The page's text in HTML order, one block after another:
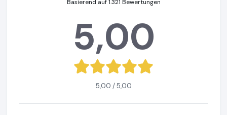
Basierend auf 1.321 Bewertungen
5,00
5,00 / 5,00